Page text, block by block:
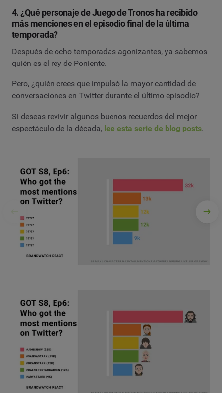
4. ¿Qué personaje de Juego de Tronos ha recibido
más menciones en el episodio final de la última
temporada?
Después de ocho temporadas agonizantes, ya sabemos
quién es el rey de Poniente.
Pero, ¿quién crees que impulsó la mayor cantidad de
conversaciones en Twitter durante el último episodio?
Si deseas revivir algunos buenos recuerdos del mejor
espectáculo de la década, lee esta serie de blog posts.